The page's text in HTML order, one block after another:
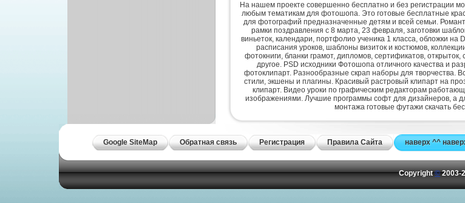
Природа
Спорт
Сборники
Космос
Мультфильмы
Праздники
На нашем проекте совершенно бесплатно и без регистрации
любым тематикам для фотошопа. Это готовые бесплатные
для фотографий предназначенные детям и всей семьи.
рамки поздравления с 8 марта, 23 февраля, заготовки
виньеток, календари, портфолио ученика 1 класса, обложки на
расписания уроков, шаблоны визиток и костюмов,
фотокниги, бланки грамот, дипломов, сертификатов,
другое. PSD исходники Фотошопа отличного качества и
фотоклипарт. Разнообразные скрап наборы для творчества.
стили, экшены и плагины. Красивый растровый клипарт на
клипарт. Видео уроки по графическим редакторам
изображениями. Лучшие программы софт для дизайнеров, а
монтажа готовые футажи скачать
Google SiteMap Обратная связь Регистрация Правила Сайта наверх ^^
Copyright©2003-